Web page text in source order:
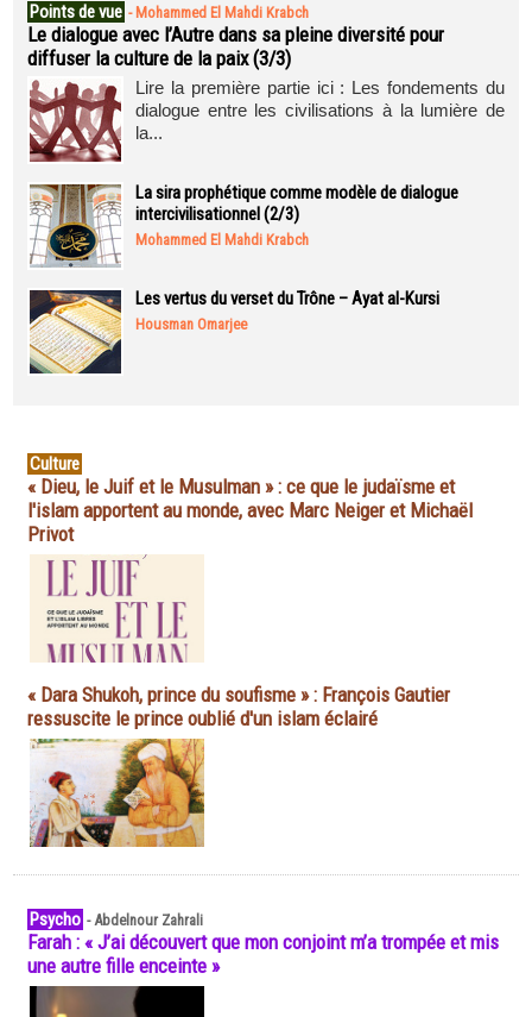
Points de vue - Mohammed El Mahdi Krabch
Le dialogue avec l’Autre dans sa pleine diversité pour
diffuser la culture de la paix (3/3)
Lire la première partie ici : Les fondements du
dialogue entre les civilisations à la lumière de
la...
La sira prophétique comme modèle de dialogue
intercivilisationnel (2/3)
Mohammed El Mahdi Krabch
Les vertus du verset du Trône – Ayat al-Kursi
Housman Omarjee
Culture
« Dieu, le Juif et le Musulman » : ce que le judaïsme et
l'islam apportent au monde, avec Marc Neiger et Michaël
Privot
« Dara Shukoh, prince du soufisme » : François Gautier
ressuscite le prince oublié d'un islam éclairé
Psycho -Abdelnour Zahrali
Farah : « J’ai découvert que mon conjoint m’a trompée et mis
une autre fille enceinte »